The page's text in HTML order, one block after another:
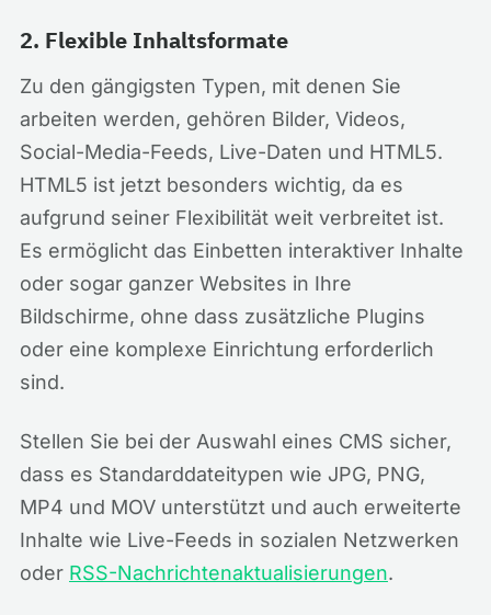
2. Flexible Inhaltsformate
Zu den gängigsten Typen, mit denen Sie
arbeiten werden, gehören Bilder, Videos,
Social-Media-Feeds, Live-Daten und HTML5.
HTML5 ist jetzt besonders wichtig, da es
aufgrund seiner Flexibilität weit verbreitet ist.
Es ermöglicht das Einbetten interaktiver Inhalte
oder sogar ganzer Websites in Ihre
Bildschirme, ohne dass zusätzliche Plugins
oder eine komplexe Einrichtung erforderlich
sind.
Stellen Sie bei der Auswahl eines CMS sicher,
dass es Standarddateitypen wie JPG, PNG,
MP4 und MOV unterstützt und auch erweiterte
Inhalte wie Live-Feeds in sozialen Netzwerken
oder RSS-Nachrichtenaktualisierungen.